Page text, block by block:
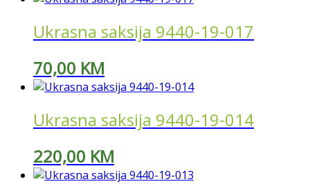
Ukrasna saksija 9440-19-017
70,00 KM
Ukrasna saksija 9440-19-014
220,00 KM